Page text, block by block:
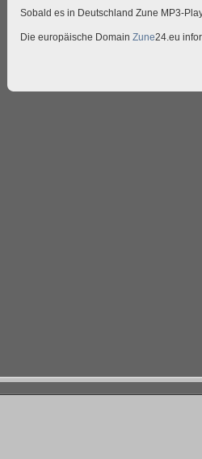
Sobald es in Deutschland Zune MP3-
Die europäische Domain Zune24.eu